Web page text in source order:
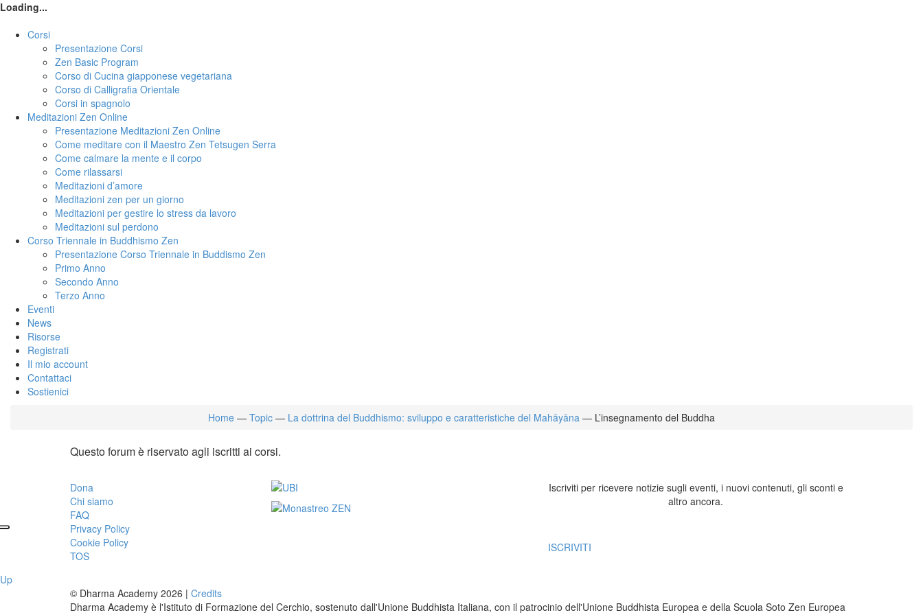
Loading...
Corsi
Presentazione Corsi
Zen Basic Program
Corso di Cucina giapponese vegetariana
Corso di Calligrafia Orientale
Corsi in spagnolo
Meditazioni Zen Online
Presentazione Meditazioni Zen Online
Come meditare con il Maestro Zen Tetsugen Serra
Come calmare la mente e il corpo
Come rilassarsi
Meditazioni d’amore
Meditazioni zen per un giorno
Meditazioni per gestire lo stress da lavoro
Meditazioni sul perdono
Corso Triennale in Buddhismo Zen
Presentazione Corso Triennale in Buddismo Zen
Primo Anno
Secondo Anno
Terzo Anno
Eventi
News
Risorse
Registrati
Il mio account
Contattaci
Sostienici
Home — Topic — La dottrina del Buddhismo: sviluppo e caratteristiche del Mahāyāna — L’insegnamento del Buddha
Questo forum è riservato agli iscritti ai corsi.
Dona
Chi siamo
FAQ
Privacy Policy
Cookie Policy
TOS
Iscriviti per ricevere notizie sugli eventi, i nuovi contenuti, gli sconti e
altro ancora.
ISCRIVITI
Up
© Dharma Academy 2026 | Credits
Dharma Academy è l'Istituto di Formazione del Cerchio, sostenuto dall'Unione Buddhista Italiana, con il patrocinio dell'Unione Buddhista Europea e della Scuola Soto Zen Europea